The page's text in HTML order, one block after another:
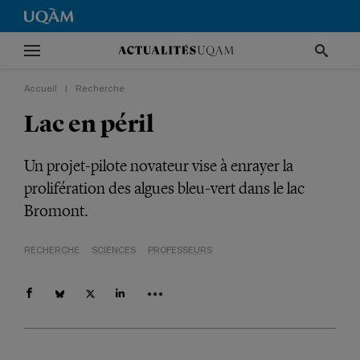
Accueil Recherche
Lac en péril
Un projet-pilote novateur vise à enrayer la
prolifération des algues bleu-vert dans le lac
Bromont.
RECHERCHE SCIENCES PROFESSEURS